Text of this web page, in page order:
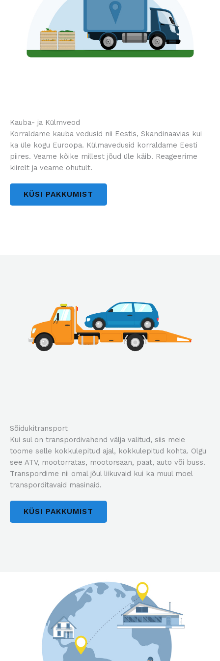
Kauba- ja Külmveod
Korraldame kauba vedusid nii Eestis, Skandinaavias kui
ka üle kogu Euroopa. Külmavedusid korraldame Eesti
piires. Veame kõike millest jõud üle käib. Reageerime
kiirelt ja veame ohutult.
KÜSI PAKKUMIST
Sõidukitransport​
Kui sul on transpordivahend välja valitud, siis meie
toome selle kokkulepitud ajal, kokkulepitud kohta. Olgu
see ATV, mootorratas, mootorsaan, paat, auto või buss.
Transpordime nii omal jõul liikuvaid kui ka muul moel
transporditavaid masinaid.
KÜSI PAKKUMIST